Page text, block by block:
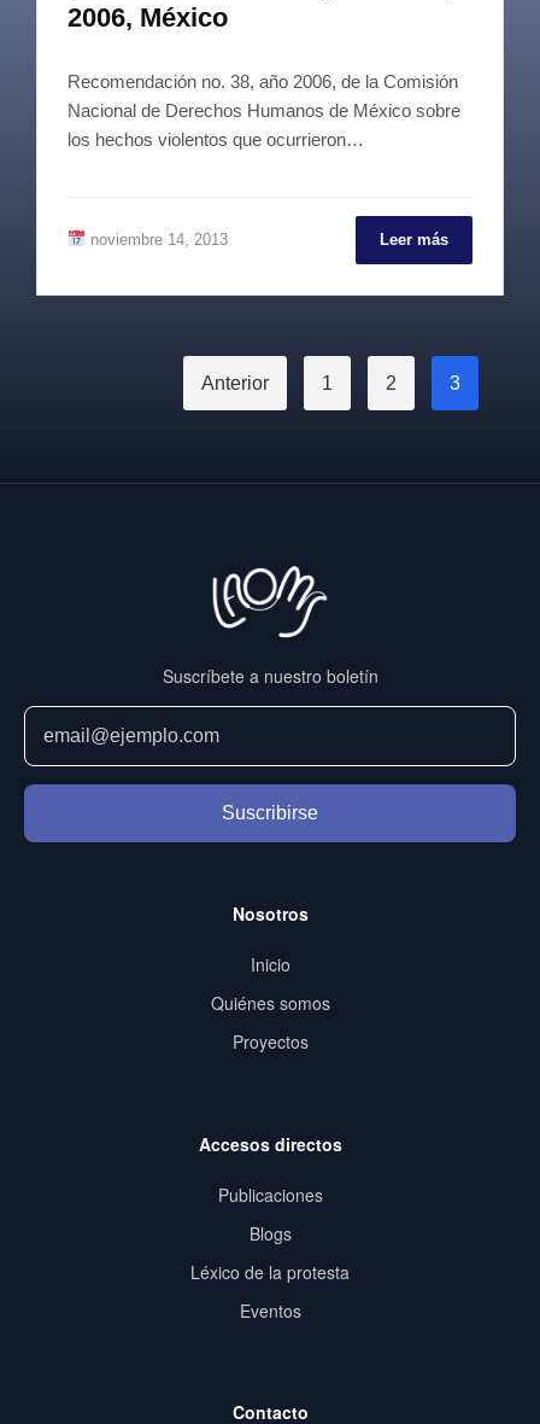
2006, México
Recomendación no. 38, año 2006, de la Comisión
Nacional de Derechos Humanos de México sobre
los hechos violentos que ocurrieron…
noviembre 14, 2013 Leer más
Anterior 1 2 3
Suscríbete a nuestro boletín
Suscribirse
Nosotros
Inicio
Quiénes somos
Proyectos
Accesos directos
Publicaciones
Blogs
Léxico de la protesta
Eventos
Contacto